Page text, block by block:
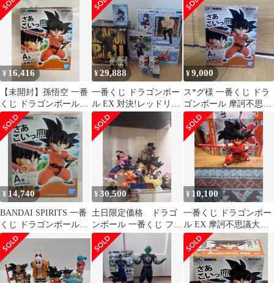
MASTERLISE 孫悟空
議大冒険
合計36点
¥ 16,416
【未開封】孫悟空 一番
くじ ドラゴンボール
EX 摩訶不思議大冒険
MASTERLISE A賞 フィ
ギュア
¥29,888
一番くじ ドラゴンボー
ル EX 対決!レッドリボ
ン軍 等
¥9,000
ス*グ様 一番くじ ドラ
ゴンボール 摩訶不思議
大冒険 A賞 孫悟空
¥14,740
BANDAI SPIRITS 一番
くじ ドラゴンボール
EX 摩訶不思議大冒険 A
賞 孫悟空
MASTERLISE フィギュ
ア
¥30,500
土日限定価格 ドラゴ
ンボール 一番くじ フィ
ギュア まとめ売り
¥ 10,100
一番くじ ドラゴンボー
ル EX 摩訶不思議大冒
険 A賞 孫悟空